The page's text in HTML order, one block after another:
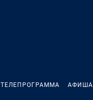
ТЕЛЕПРОГРАММА АФИША